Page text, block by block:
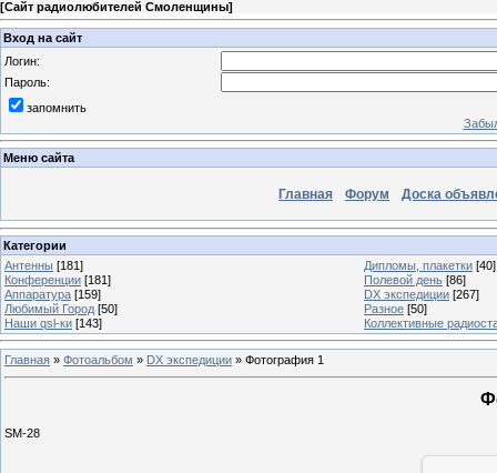
[Сайт радиолюбителей Смоленщины]
Вход на сайт
Логин:
Пароль:
запомнить
Меню сайта
Главная Форум Доска
Категории
Антенны [181] Дипломы, плакетки [40]
Конференции [181] Полевой день [86]
Аппаратура [159] DX экспедиции [267]
Любимый Город [50] Разное [50]
Наши qsl-ки [143] Коллективные
Главная » Фотоальбом » DX экспедиции » Фотография 1
SM-28